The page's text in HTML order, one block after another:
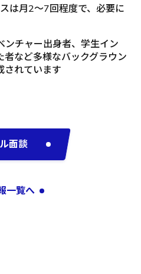
は月2～7回程度で、必要に
ンチャー出身者、学生イン
者など多様なバックグラウン
されています
面談
一覧へ